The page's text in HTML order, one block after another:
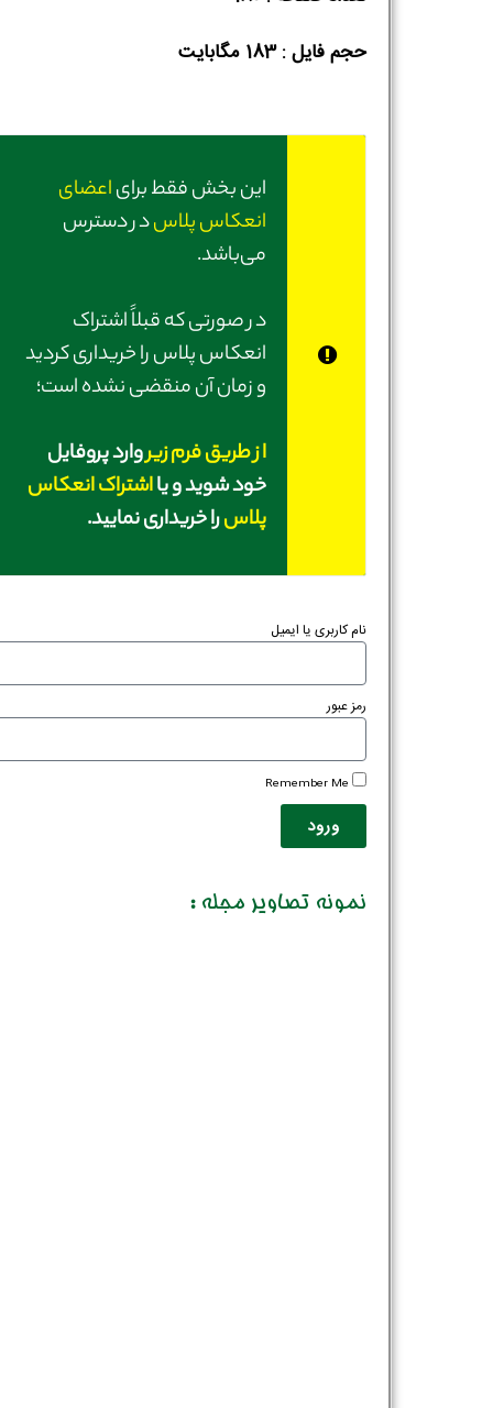
حجم فایل :‌ 183 مگابایت
این بخش فقط برایاعضای
انعکاس پلاسدر دسترس
می‌باشد.
در صورتی‌ که قبلاً اشتراک
انعکاس پلاس را خریداری کردید
و زمان آن منقضی نشده است؛
از طریق فرم زیروارد پروفایل
خود شوید و یااشتراک انعکاس
پلاسرا خریداری نمایید.
نام کاربری یا ایمیل
رمز عبور
Remember Me
ورود
نمونه تصاویر مجله :